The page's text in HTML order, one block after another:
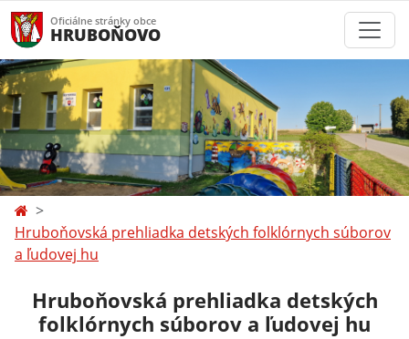
Oficiálne stránky obce
HRUBOŇOVO
Hruboňovská prehliadka detských folklórnych súborov
a ľudovej hu
Hruboňovská prehliadka detských
folklórnych súborov a ľudovej hu